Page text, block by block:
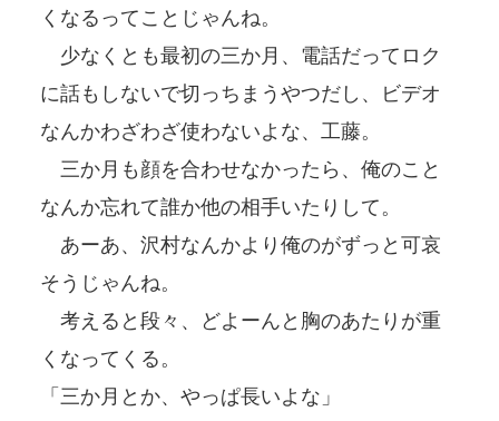
くなるってことじゃんね。
少なくとも最初の三か月、電話だってロク
に話もしないで切っちまうやつだし、ビデオ
なんかわざわざ使わないよな、工藤。
三か月も顔を合わせなかったら、俺のこと
なんか忘れて誰か他の相手いたりして。
あーあ、沢村なんかより俺のがずっと可哀
そうじゃんね。
考えると段々、どよーんと胸のあたりが重
くなってくる。
「三か月とか、やっぱ長いよな」